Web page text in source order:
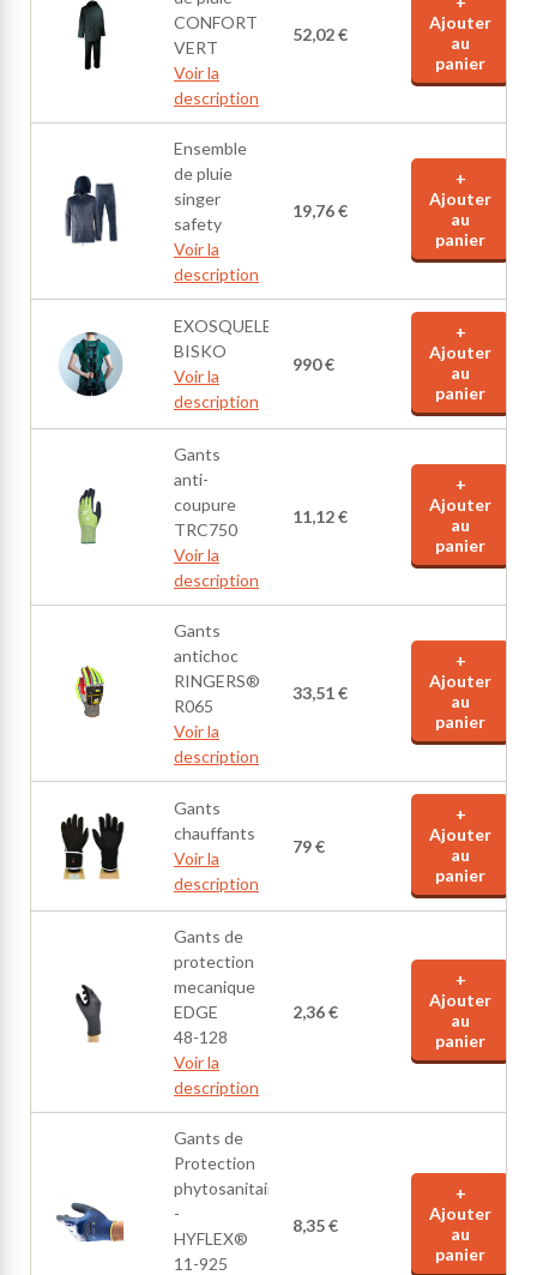
CONFORT
VERT
Voir la
description
52,02 €
Ajouter
au
panier
Ensemble
de pluie
singer
safety
Voir la
description
19,76 €
+
Ajouter
au
panier
EXOSQUELETTE
BISKO
Voir la
description
990 €
+
Ajouter
au
panier
Gants
anti-
coupure
TRC750
Voir la
description
11,12 €
+
Ajouter
au
panier
Gants
antichoc
RINGERS®
R065
Voir la
description
33,51 €
+
Ajouter
au
panier
Gants
chauffants
Voir la
description
79 €
+
Ajouter
au
panier
Gants de
protection
mecanique
EDGE
48-128
Voir la
description
2,36 €
+
Ajouter
au
panier
Gants de
Protection
phytosanitaires
-
HYFLEX®
11-925
8,35 €
+
Ajouter
au
panier